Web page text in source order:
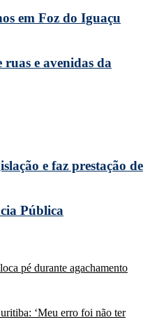
em Foz do Iguaçu
e avenidas da
e faz prestação de
Pública